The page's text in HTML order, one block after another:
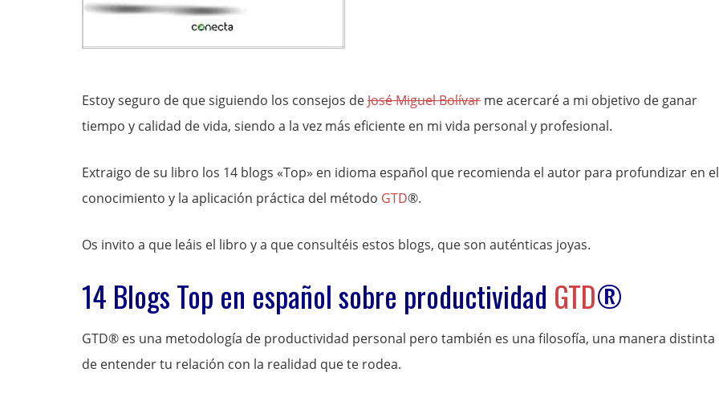
Estoy seguro de que siguiendo los consejos deJosé Miguel Bolívar me acercaré a mi objetivo de ganar
tiempo y calidad de vida, siendo a la vez más eficiente en mi vida personal y profesional.
Extraigo de su libro los 14 blogs «Top» en idioma español que recomienda el autor para profundizar en el
conocimiento y la aplicación práctica del método GTD®.
Os invito a que leáis el libro y a que consultéis estos blogs, que son auténticas joyas.
14 Blogs Top en español sobre productividad GTD®
GTD® es una metodología de productividad personal pero también es una filosofía, una manera distinta
de entender tu relación con la realidad que te rodea.